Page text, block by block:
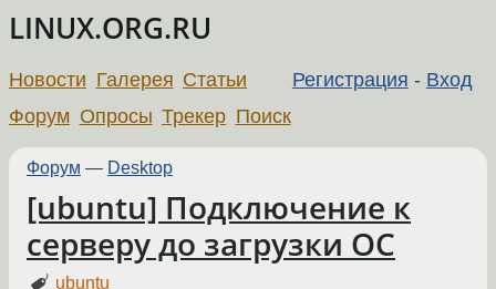
LINUX.ORG.RU
Регистрация - Вход
Новости Галерея Статьи
Форум Опросы Трекер Поиск
Форум — Desktop
[ubuntu] Подключение к
серверу до загрузки ОС
ubuntu